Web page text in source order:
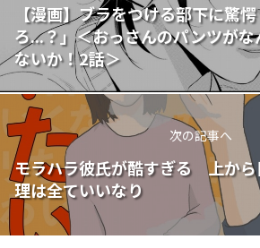
【漫画】ブラをつける部下に驚
ろ...？」＜おっさんのパンツが
ないか！2話＞
次の記事へ
モラハラ彼氏が酷すぎる 上から
理は全ていいなり